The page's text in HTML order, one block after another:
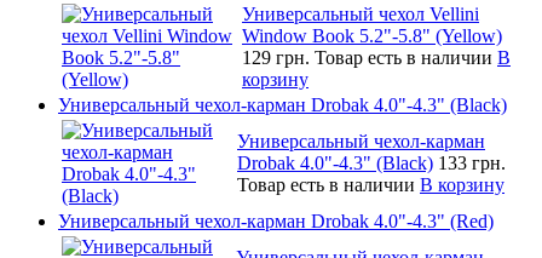
Универсальный чехол Vellini
Window Book 5.2"-5.8" (Yellow)
129 грн. Товар есть в наличии В
корзину
Универсальный чехол-карман Drobak 4.0"-4.3" (Black)
Универсальный чехол-карман
Drobak 4.0"-4.3" (Black) 133 грн.
Товар есть в наличии В корзину
Универсальный чехол-карман Drobak 4.0"-4.3" (Red)